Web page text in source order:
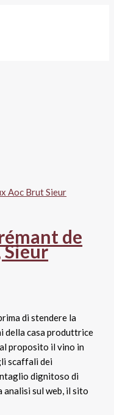
de
Sieur
di stendere la
della casa produttrice
proposito il vino in
scaffali dei
dignitoso di
sul web, il sito